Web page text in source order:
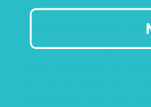
bavlnu. Pochlubit se
mikrobiologickým a
což znamená, že jsou